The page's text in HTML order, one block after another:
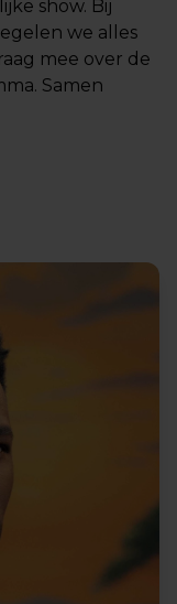
show. Bij
we alles
mee over de
Samen